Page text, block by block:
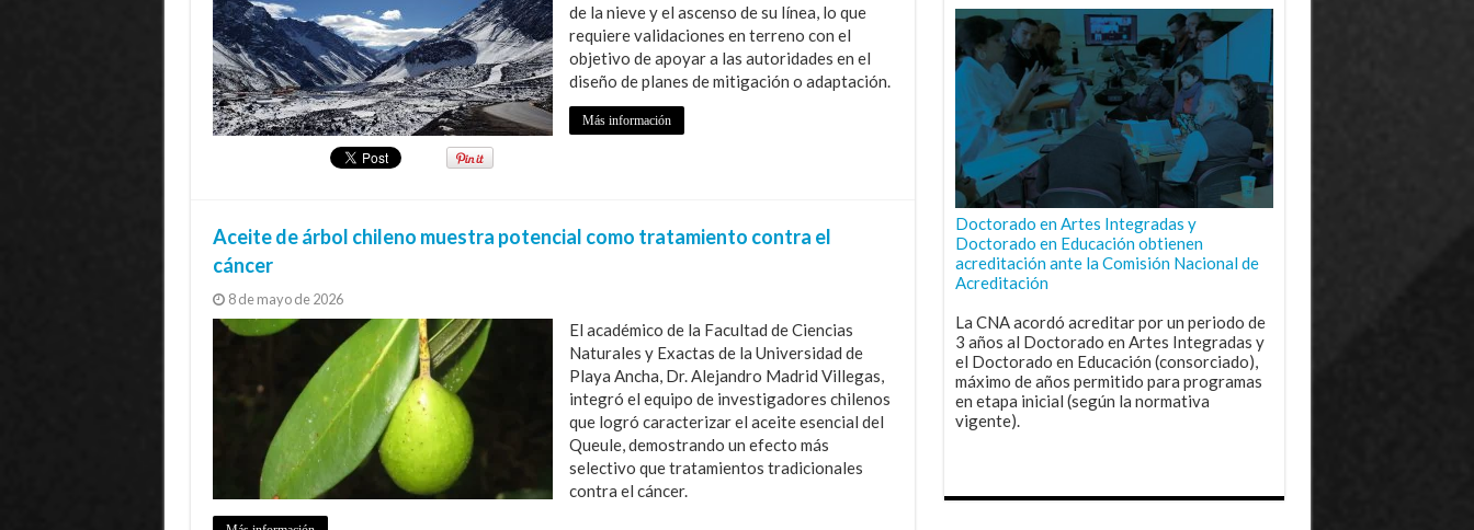
de la nieve y el ascenso de su línea, lo que
requiere validaciones en terreno con el
objetivo de apoyar a las autoridades en el
diseño de planes de mitigación o adaptación.
Más información
Aceite de árbol chileno muestra potencial como tratamiento contra el
cáncer
8 de mayo de 2026
El académico de la Facultad de Ciencias
Naturales y Exactas de la Universidad de
Playa Ancha, Dr. Alejandro Madrid Villegas,
integró el equipo de investigadores chilenos
que logró caracterizar el aceite esencial del
Queule, demostrando un efecto más
selectivo que tratamientos tradicionales
contra el cáncer.
Doctorado en Artes Integradas y
Doctorado en Educación obtienen
acreditación ante la Comisión Nacional de
Acreditación
La CNA acordó acreditar por un periodo de
3 años al Doctorado en Artes Integradas y
el Doctorado en Educación (consorciado),
máximo de años permitido para programas
en etapa inicial (según la normativa
vigente).